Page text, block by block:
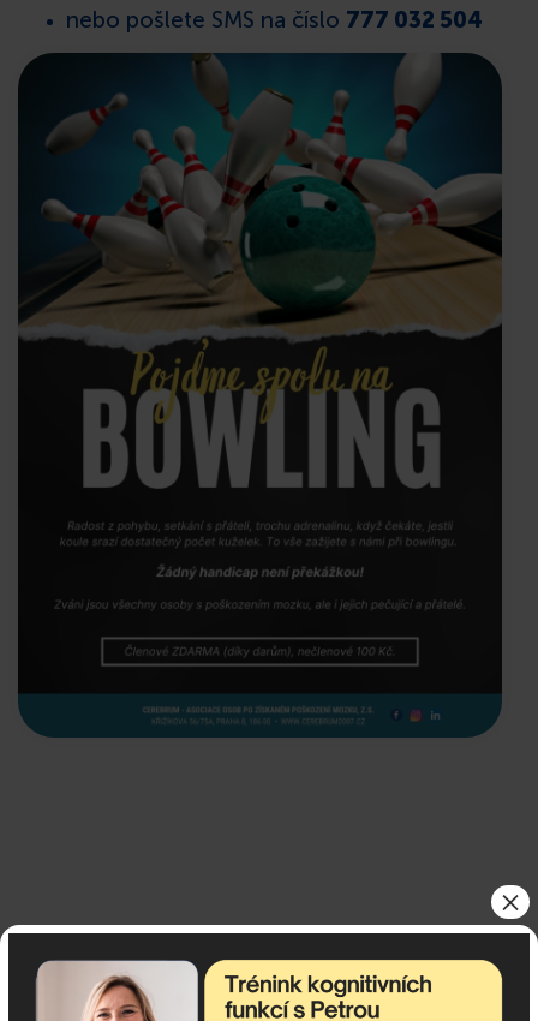
nebo pošlete SMS na číslo 777 032 504
< Pochod pro mozek
22.3.
Exkurze Českého rozhlasu
17.3. >
×